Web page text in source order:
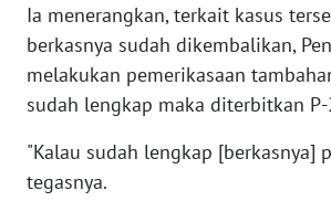
Ia menerangkan, terkait kasus
berkasnya sudah dikembalikan,
melakukan pemerikasaan
sudah lengkap maka diterbitkan P-
"Kalau sudah lengkap [berkasnya]
tegasnya.
WN
SULBAR
BABEL